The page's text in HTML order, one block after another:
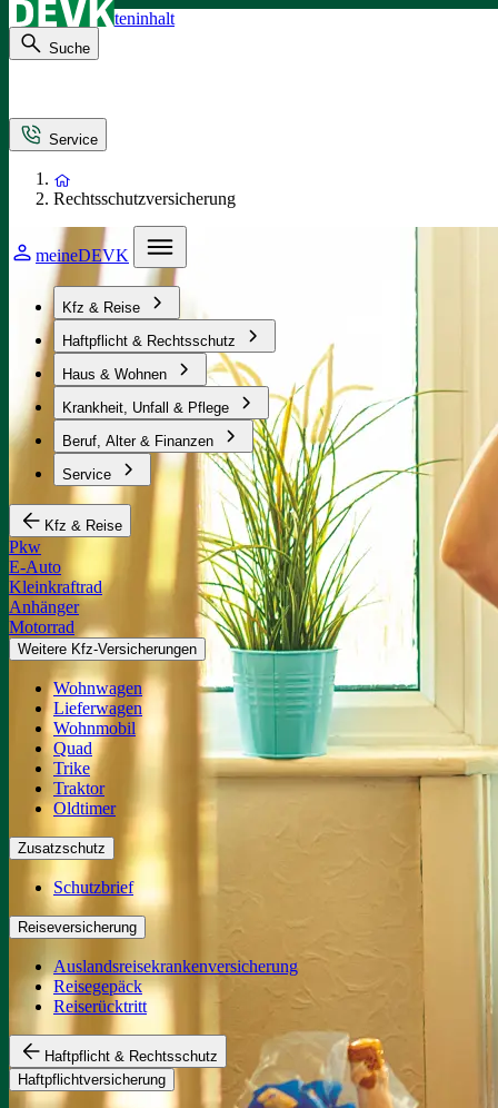
Direkt zum Seiteninhalt
Suche
meineDEVK
Kfz & Reise
Haftpflicht & Rechtsschutz
Haus & Wohnen
Krankheit, Unfall & Pflege
Beruf, Alter & Finanzen
Service
Kfz & Reise
Pkw
E-Auto
Kleinkraftrad
Anhänger
Motorrad
Weitere Kfz-Versicherungen
Wohnwagen
Lieferwagen
Wohnmobil
Quad
Trike
Traktor
Oldtimer
Zusatzschutz
Schutzbrief
Reiseversicherung
Auslandsreisekrankenversicherung
Reisegepäck
Reiserücktritt
Haftpflicht & Rechtsschutz
Haftpflichtversicherung
Service
Rechtsschutzversicherung